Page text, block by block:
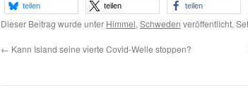
teilen teilen teilen
Dieser Beitrag wurde unter Himmel, Schweden veröffentlicht.
← Kann Island seine vierte Covid-Welle stoppen?